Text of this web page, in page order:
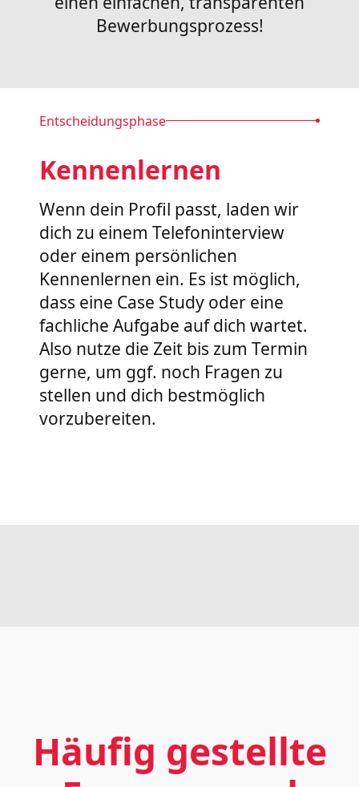
Bewerbungsprozess!
Entscheidungsphase
Kennenlernen
Wenn dein Profil passt, laden wir
dich zu einem Telefoninterview
oder einem persönlichen
Kennenlernen ein. Es ist möglich,
dass eine Case Study oder eine
fachliche Aufgabe auf dich wartet.
Also nutze die Zeit bis zum Termin
gerne, um ggf. noch Fragen zu
stellen und dich bestmöglich
vorzubereiten.
Häufig gestellte